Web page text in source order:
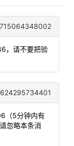
715064348002
，请不要把验
624295734401
（5分钟内有
忽略本条消